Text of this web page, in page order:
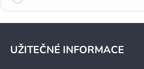
UŽITEČNÉ INFORMACE